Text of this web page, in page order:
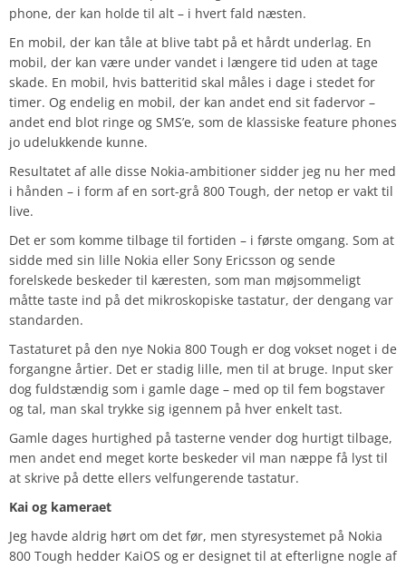
phone, der kan holde til alt – i hvert fald næsten.
En mobil, der kan tåle at blive tabt på et hårdt underlag. En
mobil, der kan være under vandet i længere tid uden at tage
skade. En mobil, hvis batteritid skal måles i dage i stedet for
timer. Og endelig en mobil, der kan andet end sit fadervor –
andet end blot ringe og SMS’e, som de klassiske feature phones
jo udelukkende kunne.
Resultatet af alle disse Nokia-ambitioner sidder jeg nu her med
i hånden – i form af en sort-grå 800 Tough, der netop er vakt til
live.
Det er som komme tilbage til fortiden – i første omgang. Som at
sidde med sin lille Nokia eller Sony Ericsson og sende
forelskede beskeder til kæresten, som man møjsommeligt
måtte taste ind på det mikroskopiske tastatur, der dengang var
standarden.
Tastaturet på den nye Nokia 800 Tough er dog vokset noget i de
forgangne årtier. Det er stadig lille, men til at bruge. Input sker
dog fuldstændig som i gamle dage – med op til fem bogstaver
og tal, man skal trykke sig igennem på hver enkelt tast.
Gamle dages hurtighed på tasterne vender dog hurtigt tilbage,
men andet end meget korte beskeder vil man næppe få lyst til
at skrive på dette ellers velfungerende tastatur.
Kai og kameraet
Jeg havde aldrig hørt om det før, men styresystemet på Nokia
800 Tough hedder KaiOS og er designet til at efterligne nogle af